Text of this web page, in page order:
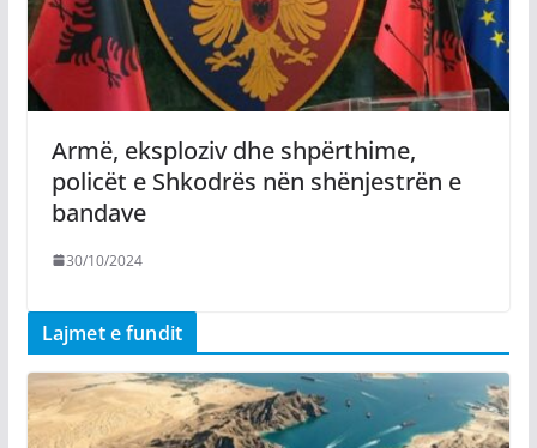
Armë, eksploziv dhe shpërthime,
policët e Shkodrës nën shënjestrën e
bandave
30/10/2024
Lajmet e fundit